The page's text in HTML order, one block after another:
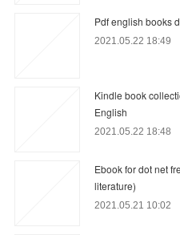
Pdf english books
2021.05.22 18:49
Kindle book
English
2021.05.22 18:48
Ebook for dot net
literature)
2021.05.21 10:02